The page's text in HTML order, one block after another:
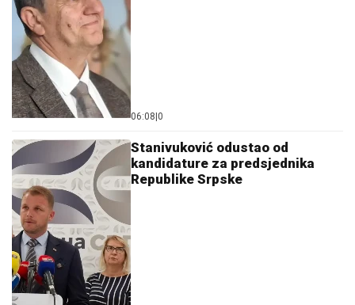
06:08 0
Stanivuković odustao od
kandidature za predsjednika
Republike Srpske